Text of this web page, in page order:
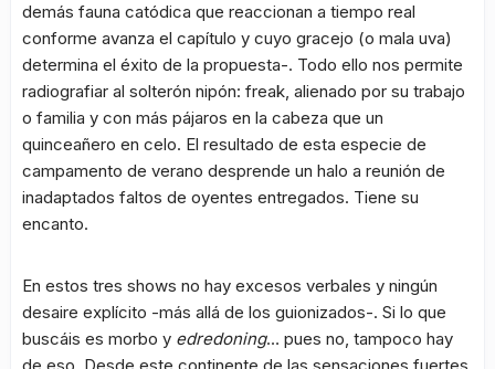
demás fauna catódica que reaccionan a tiempo real
conforme avanza el capítulo y cuyo gracejo (o mala uva)
determina el éxito de la propuesta-. Todo ello nos permite
radiografiar al solterón nipón: freak, alienado por su trabajo
o familia y con más pájaros en la cabeza que un
quinceañero en celo. El resultado de esta especie de
campamento de verano desprende un halo a reunión de
inadaptados faltos de oyentes entregados. Tiene su
encanto.
En estos tres shows no hay excesos verbales y ningún
desaire explícito -más allá de los guionizados-. Si lo que
buscáis es morbo y edredoning… pues no, tampoco hay